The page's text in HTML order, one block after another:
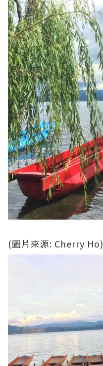
(圖片來源: Cherry Ho)